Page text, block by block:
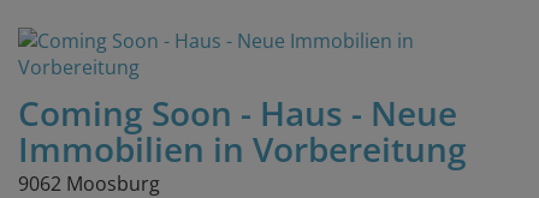
Coming Soon - Haus - Neue
Immobilien in Vorbereitung
9062 Moosburg